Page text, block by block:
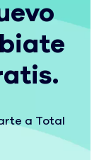
information
a Total